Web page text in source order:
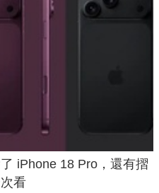
iPhone 18 Pro，還有摺
看